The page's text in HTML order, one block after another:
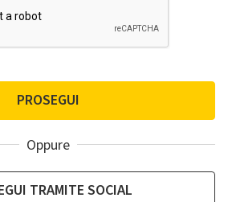
PROSEGUI
Oppure
TRAMITE SOCIAL